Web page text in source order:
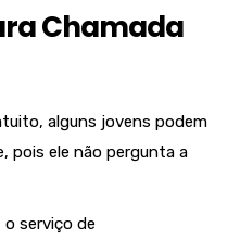
Chamada
alguns jovens podem
pois ele não pergunta a
serviço de